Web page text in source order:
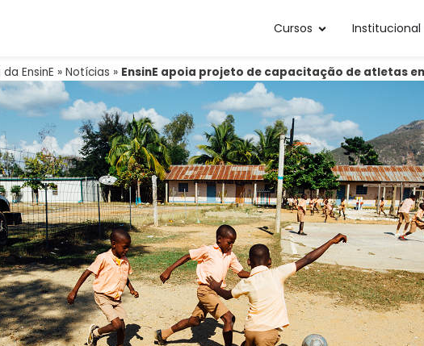
Cursos Institucional
EnsinE » Notícias » EnsinE apoia projeto de capacitação de atletas